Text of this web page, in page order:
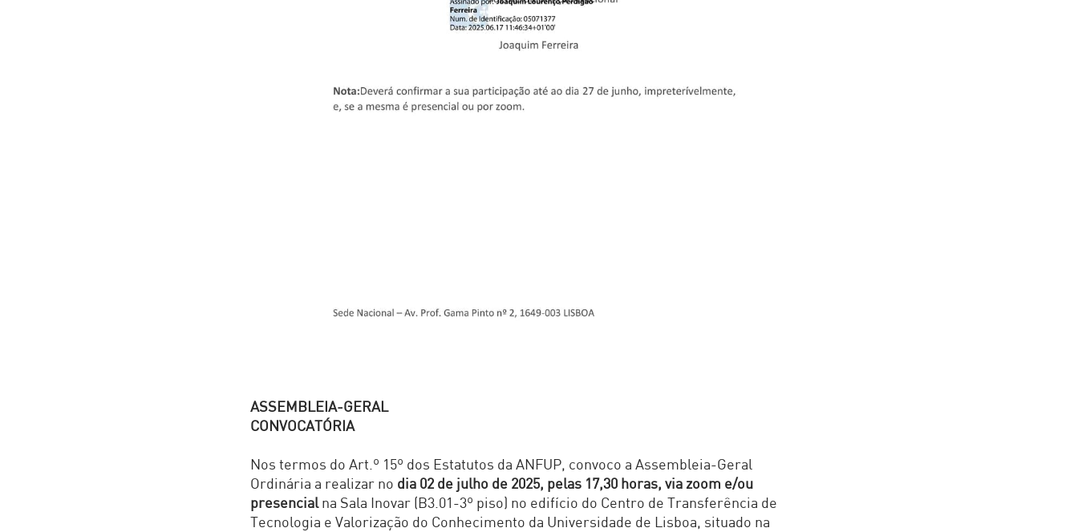
ASSEMBLEIA-GERAL
CONVOCATÓRIA
Nos termos do Art.º 15º dos Estatutos da ANFUP, convoco a Assembleia-Geral
Ordinária a realizar no dia 02 de julho de 2025, pelas 17,30 horas, via zoom e/ou
presencial na Sala Inovar (B3.01-3º piso) no edifício do Centro de Transferência de
Tecnologia e Valorização do Conhecimento da Universidade de Lisboa, situado na